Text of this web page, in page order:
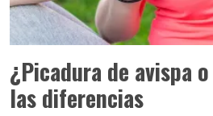
¿Picadura de avispa
las diferencias